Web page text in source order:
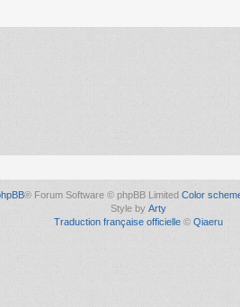
® Forum Software © phpBB Limited Color
Style by Arty
Traduction française officielle © Qiaeru